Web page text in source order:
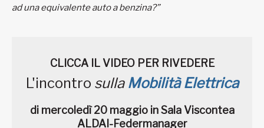
ad una equivalente auto a benzina?”
CLICCA IL VIDEO PER RIVEDERE
L'incontro sulla Mobilità Elettrica
di mercoledì 20 maggio in Sala Viscontea
ALDAI-Federmanager